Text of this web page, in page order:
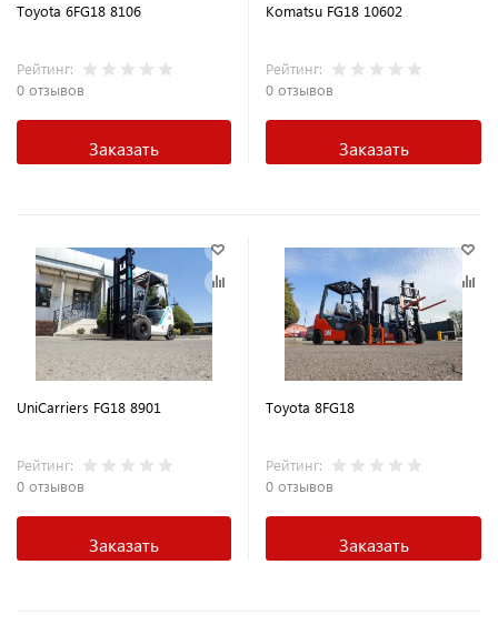
Toyota 6FG18 8106
Рейтинг:
0 отзывов
Заказать
Komatsu FG18 10602
Рейтинг:
0 отзывов
Заказать
UniCarriers FG18 8901
Рейтинг:
0 отзывов
Заказать
Toyota 8FG18
Рейтинг:
0 отзывов
Заказать